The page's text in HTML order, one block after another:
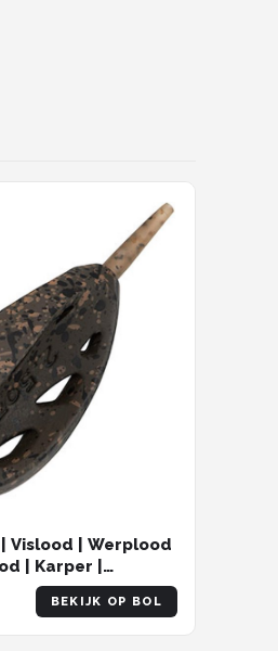
Vislood | Werplood
| Karper |
BEKIJK OP BOL